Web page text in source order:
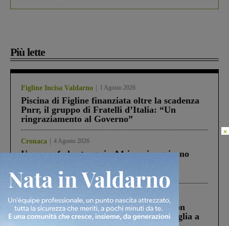
Più lette
Figline Incisa Valdarno 1 Agosto 2026
Piscina di Figline finanziata oltre la scadenza
Pnrr, il gruppo di Fratelli d’Italia: “Un
ringraziamento al Governo”
Cronaca 4 Agosto 2026
Un anno fa la strage in A1 in cui morirono
processo, lo stop ai sorpassi fra tir....
Cronaca 3 Agosto 2026
Scomparso da una struttura di Castiglion
Fiorentino l’uomo che aveva ucciso la figlia a
×